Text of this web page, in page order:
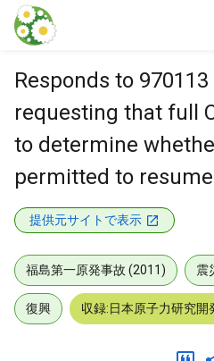
本文に飛ぶ
Responds to
requesting that full
to determine
permitted to
提供元サイトで表示
福島第一原発事故 (2011) 震
復興 収録:日本原子力研究開